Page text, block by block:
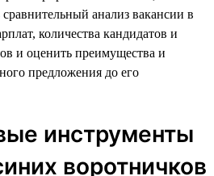
сравнительный анализ вакансии в
количества кандидатов и
и оценить преимущества и
предложения до его
инструменты
воротничков